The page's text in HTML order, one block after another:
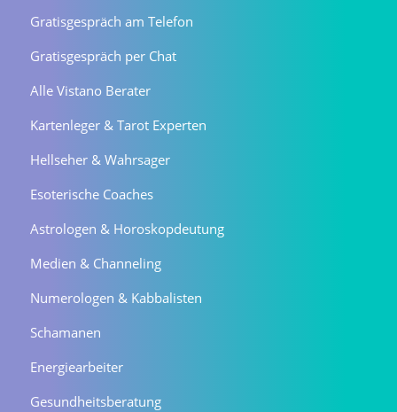
Gratisgespräch am Telefon
Gratisgespräch per Chat
Alle Vistano Berater
Kartenleger & Tarot Experten
Hellseher & Wahrsager
Esoterische Coaches
Astrologen & Horoskopdeutung
Medien & Channeling
Numerologen & Kabbalisten
Schamanen
Energiearbeiter
Gesundheitsberatung